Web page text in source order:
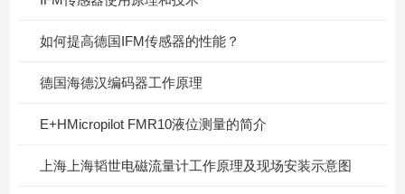
如何提高德国IFM传感器的性能？
德国海德汉编码器工作原理
E+HMicropilot FMR10液位测量的简介
上海上海韬世电磁流量计工作原理及现场安装示意图